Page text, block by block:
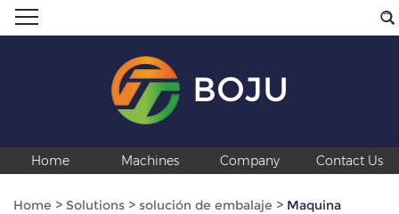
BOJU
Home Machines Company Contact Us
Home > Solutions > solución de embalaje > Maquina